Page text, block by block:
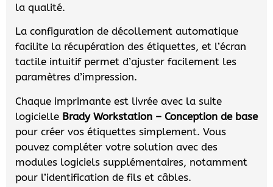
la qualité.
La configuration de décollement automatique
facilite la récupération des étiquettes, et l’écran
tactile intuitif permet d’ajuster facilement les
paramètres d’impression.
Chaque imprimante est livrée avec la suite
logicielle Brady Workstation – Conception de base
pour créer vos étiquettes simplement. Vous
pouvez compléter votre solution avec des
modules logiciels supplémentaires, notamment
pour l’identification de fils et câbles.